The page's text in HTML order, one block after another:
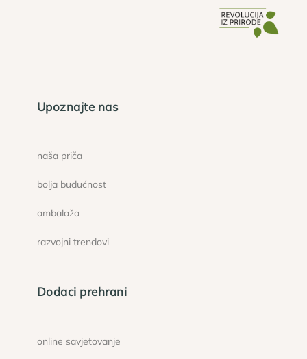
Upoznajte nas
naša priča
bolja budućnost
ambalaža
razvojni trendovi
Dodaci prehrani
online savjetovanje